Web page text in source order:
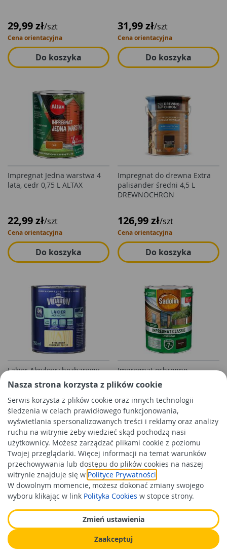
Nasza strona korzysta z plików cookie
Serwis korzysta z plików cookie oraz innych technologii
śledzenia w celach prawidłowego funkcjonowania,
wyświetlania spersonalizowanych treści i reklamy oraz analizy
ruchu na witrynie żeby wiedzieć skąd pochodzą nasi
użytkownicy. Możesz zarządzać plikami cookie z poziomu
Twojej przeglądarki. Więcej informacji na temat warunków
przechowywania lub dostępu do plików cookies na naszej
witrynie znajduje się w Polityce Prywatności
W dowolnym momencie, możesz dokonać zmiany swojego
wyboru klikając w link Polityka Cookies w stopce strony.
Zmień ustawienia
Zaakceptuj
29,99 zł/szt
Cena orientacyjna
Do koszyka
31,99 zł/szt
Cena orientacyjna
Do koszyka
Impregnat Jedna warstwa 4
lata, cedr 0,75 L ALTAX
22,99 zł/szt
Cena orientacyjna
Do koszyka
Impregnat do drewna Extra
palisander średni 4,5 L
DREWNOCHRON
126,99 zł/szt
Cena orientacyjna
Do koszyka
Lakier Akrylowy bezbarwny
0,75L VIDARON
47,99 zł/szt
Cena orientacyjna
Do koszyka
Impregnat ochronno-
dekoracyjny hybrydowy
Classic 4,5 L palisander
SADOLIN
139,99 zł/szt
Cena orientacyjna
Do koszyka